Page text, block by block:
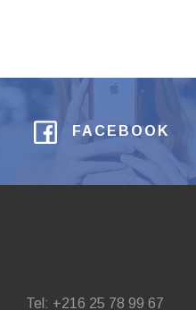
FACEBOOK
Tel: +216 25 78 99 67